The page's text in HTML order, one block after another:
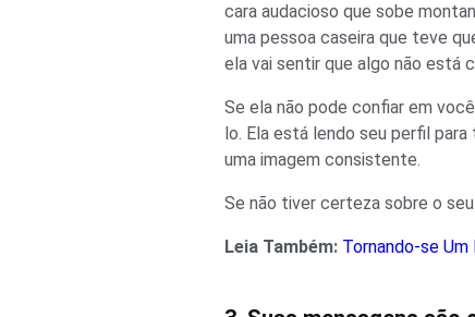
cara audacioso que sobe
uma pessoa caseira que teve
ela vai sentir que algo não está
Se ela não pode confiar em
lo. Ela está lendo seu perfil
uma imagem consistente.
Se não tiver certeza sobre o
Leia Também: Tornando-se